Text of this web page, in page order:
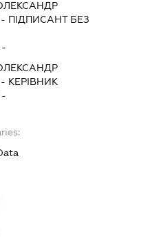
- ПІДПИСАНТБЕЗ
-
- КЕРІВНИК
-